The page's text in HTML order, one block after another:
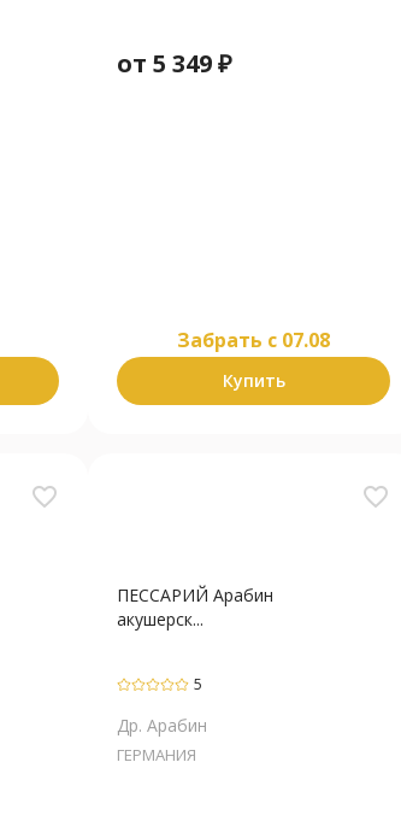
от 5 349₽
Забрать c 07.08
Купить
favorite_border favorite_border
ПЕССАРИЙ Арабин
акушерск...
5
Др. Арабин
ГЕРМАНИЯ